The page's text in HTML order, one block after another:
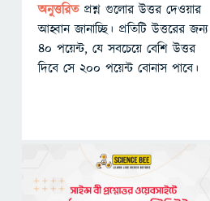
অনুত্তরিত প্রশ্ন গুলোর উত্তর দেওয়ার
আহ্বান জানাচ্ছি। প্রতিটি উত্তরের জন্য
৪০ পয়েন্ট, যে সবচেয়ে বেশি উত্তর
দিবে সে ২০০ পয়েন্ট বোনাস পাবে।